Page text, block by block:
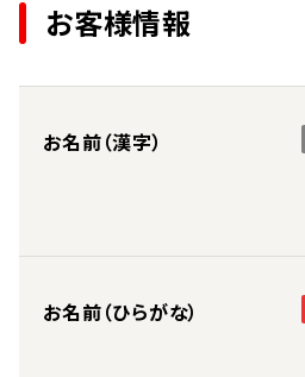
お客様情報
お名前（漢字）
お名前（ひらがな）